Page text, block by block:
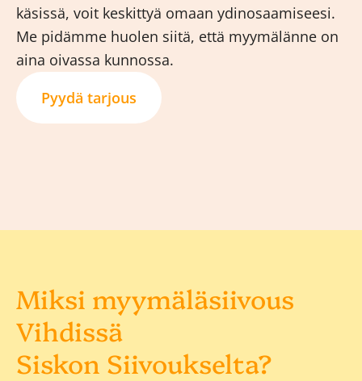
käsissä, voit keskittyä omaan ydinosaamiseesi.
Me pidämme huolen siitä, että myymälänne on
aina oivassa kunnossa.
Pyydä tarjous
Miksi myymäläsiivous
Vihdissä
Siskon Siivoukselta?